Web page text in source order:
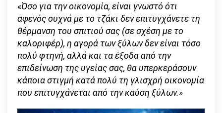
«Όσο για την οικονομία, είναι γνωστό ότι
αφενός συχνά με το τζάκι δεν επιτυγχάνετε τη
θέρμανση του σπιτιού σας (σε σχέση με το
καλοριφέρ), η αγορά των ξύλων δεν είναι τόσο
πολύ φτηνή, αλλά και τα έξοδα από την
επιδείνωση της υγείας σας, θα υπερκεράσουν
κάποια στιγμή κατά πολύ τη γλισχρή οικονομία
που επιτυγχάνεται από την καύση ξύλων.»